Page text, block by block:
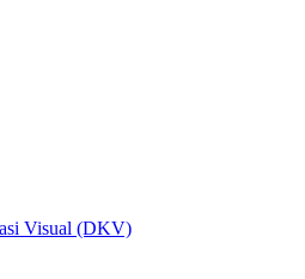
Visual (DKV)